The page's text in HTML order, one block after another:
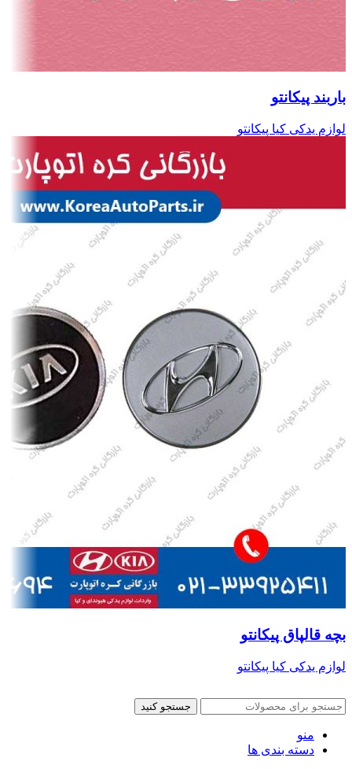
باربند پیکانتو
لوازم یدکی کیا پیکانتو
بچه قالپاق پیکانتو
لوازم یدکی کیا پیکانتو
جستجو کنید
منو
دسته بندی ها